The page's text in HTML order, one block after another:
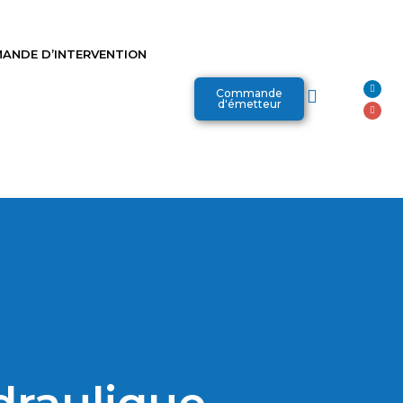
D’INTERVENTION
Commande
d'émetteur